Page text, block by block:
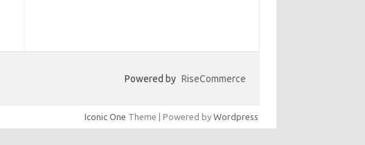
Powered by RiseCommerce
Iconic One Theme | Powered by Wordpress